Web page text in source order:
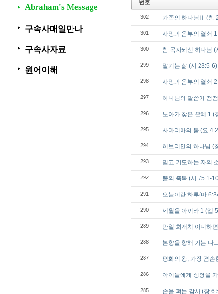
▶ Abraham's Message
▶ 구속사매일만나
▶ 구속사자료
▶ 원어이해
번호
302 가족의 하나님Ⅱ (창
301 사망과 음부의 열쇠
300 참 목자되신 하나님 (
299 맡기는 삶 (시 23:5-6)
298 사망과 음부의 열쇠
297 하나님의 말씀이 점
296 노아가 찾은 은혜 1 (
295 사마리아의 봄 (요
294 히브리인의 하나님 (
293 믿고 기도하는 자의
292 뿔의 축복 (시 75:1-
291 오늘이란 하루(마
290 세월을 아끼라 1 (엡
289 만일 회개치 아니하
288 본향을 향해 가는 나
287 평화의 왕, 가장 겸손
286 아이들에게 성경을
285 손을 펴는 감사 (창